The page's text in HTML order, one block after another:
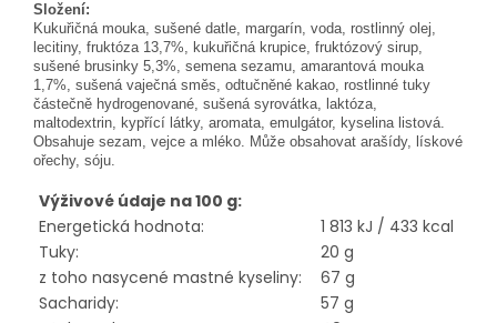
Složení:
Kukuřičná mouka, sušené datle, margarín, voda, rostlinný olej,
lecitiny, fruktóza 13,7%, kukuřičná krupice, fruktózový sirup,
sušené brusinky 5,3%, semena sezamu, amarantová mouka
1,7%, sušená vaječná směs, odtučněné kakao, rostlinné tuky
částečně hydrogenované, sušená syrovátka, laktóza,
maltodextrin, kypřící látky, aromata, emulgátor, kyselina listová.
Obsahuje sezam, vejce a mléko. Může obsahovat arašídy, lískové
ořechy, sóju.
Výživové údaje na 100 g:
Energetická hodnota:
1 813 kJ / 433 kcal
Tuky:
20 g
z toho nasycené mastné kyseliny:
67 g
Sacharidy:
57 g